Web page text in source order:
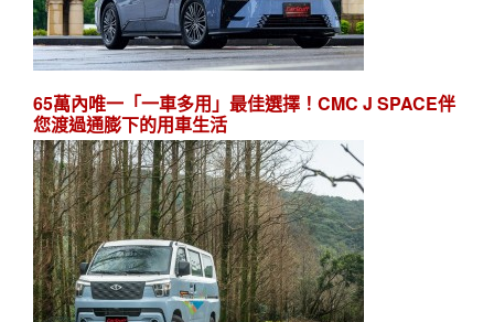
65萬內唯一「一車多用」最佳選擇！CMC J SPACE伴
您渡過通膨下的用車生活